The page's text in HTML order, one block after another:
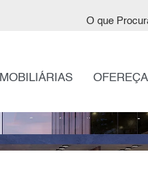
O que
IMOBILIÁRIAS